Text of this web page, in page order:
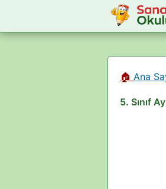
🏠 Ana
5. Sınıf